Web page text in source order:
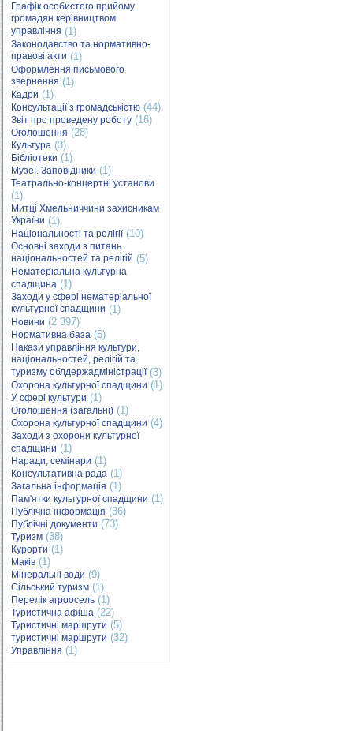
Графік особистого прийому
громадян керівництвом
управління (1)
Законодавство та нормативно-
правові акти (1)
Оформлення письмового
звернення (1)
Кадри (1)
Консультації з громадськістю (44)
Звіт про проведену роботу (16)
Оголошення (28)
Культура (3)
Бібліотеки (1)
Музеї. Заповідники (1)
Театрально-концертні установи
(1)
Митці Хмельниччини захисникам
України (1)
Національності та релігії(10)
Основні заходи з питань
національностей та релігій (5)
Нематеріальна культурна
спадщина (1)
Заходи у сфері нематеріальної
культурної спадщини (1)
Новини (2 397)
Нормативна база (5)
Накази управління культури,
національностей, релігій та
туризму облдержадміністрації(3)
Охорона культурної спадщини (1)
У сфері культури (1)
Оголошення (загальні) (1)
Охорона культурної спадщини (4)
Заходи з охорони культурної
спадщини (1)
Наради, семінари (1)
Консультативна рада (1)
Загальна інформація (1)
Пам'ятки культурної спадщини (1)
Публічна інформація (36)
Публічні документи (73)
Туризм (38)
Курорти (1)
Маків (1)
Мінеральні води (9)
Сільський туризм (1)
Перелік агроосель (1)
Туристична афіша (22)
Туристичні маршрути (5)
туристичні маршрути (32)
Управління (1)